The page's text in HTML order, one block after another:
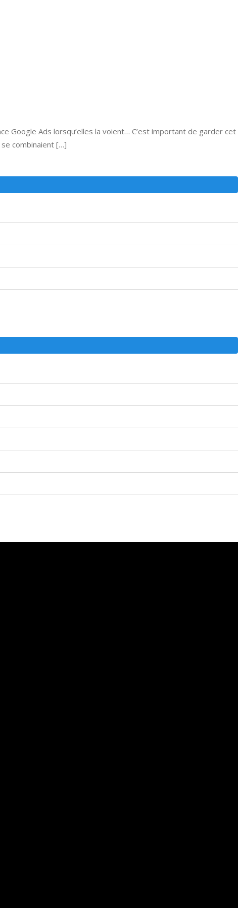
Google Ads lorsqu’elles la voient… C’est important de garder cet
combinaient […]